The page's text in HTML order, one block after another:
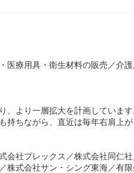
医療用具・衛生材料の販売／介
、より一層拡大を計画していま
持ちながら、直近は毎年右肩上が
会社プレックス／株式会社同仁
株式会社サン・シング東海／有